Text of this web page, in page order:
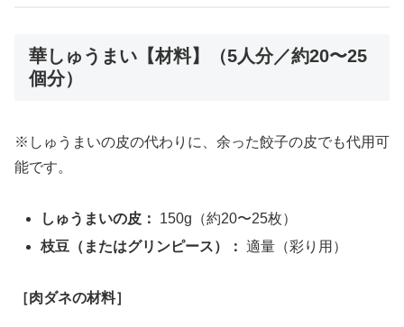
華しゅうまい【材料】（5人分／約20〜25
個分）
※しゅうまいの皮の代わりに、余った餃子の皮でも代用可
能です。
しゅうまいの皮：
150g（約20〜25枚）
枝豆（またはグリンピース）： 適量（彩り用）
［肉ダネの材料］